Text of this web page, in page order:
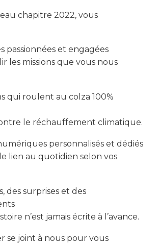
chapitre 2022, vous
passionnées et engagées
les missions que vous nous
qui roulent au colza 100%
le réchauffement climatique.
personnalisés et dédiés
lien au quotidien selon vos
des surprises et des
n’est jamais écrite à l’avance.
se joint à nous pour vous